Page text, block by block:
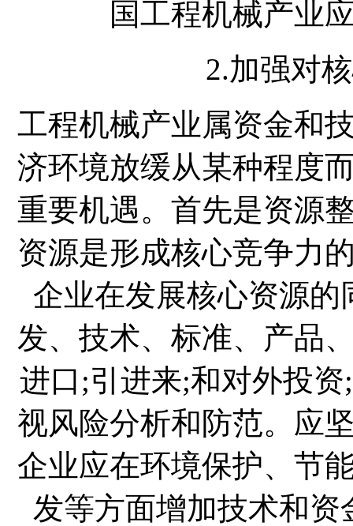
国工程机械产业
2.加强对
工程机械产业属资金和
济环境放缓从某种程度
重要机遇。首先是资源
资源是形成核心竞争力
企业在发展核心资源
发、技术、标准、产品
进口;引进来;和对外投
视风险分析和防范。应
企业应在环境保护、节
发等方面增加技术和